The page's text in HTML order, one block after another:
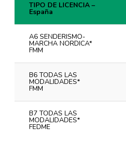
TIPO DE LICENCIA –
España
TIPO DE LICENCIA –
España
A6 SENDERISMO-
MARCHA NORDICA*
FMM
B6 TODAS LAS
MODALIDADES*
FMM
B7 TODAS LAS
MODALIDADES*
FEDME